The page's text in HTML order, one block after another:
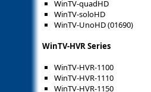
WinTV-quadHD
WinTV-soloHD
WinTV-UnoHD (01690)
WinTV-HVR Series
WinTV-HVR-1100
WinTV-HVR-1110
WinTV-HVR-1150